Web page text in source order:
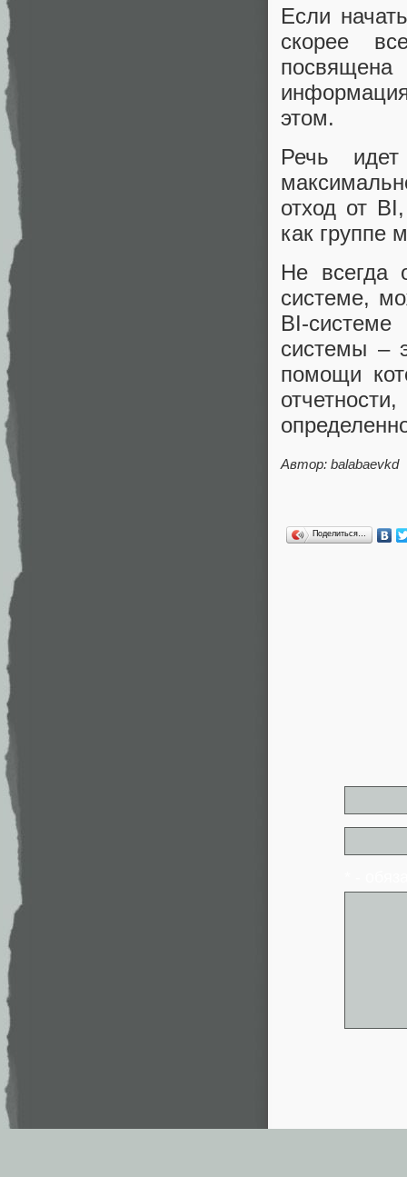
Если
скорее
этом.
Речь
отход от
как группе
Не всегда
системе,
BI-
системы –
помощи
Автор: balabaevkd
Поделиться…